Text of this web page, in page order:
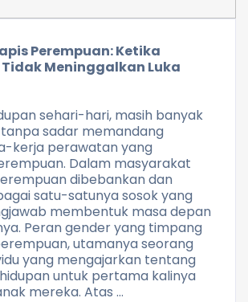
Perempuan: Ketika
Meninggalkan Luka
sehari-hari, masih banyak
sadar memandang
kerja perawatan yang
Dalam masyarakat
dibebankan dan
satu-satunya sosok yang
membentuk masa depan
Peran gender yang timpang
utamanya seorang
yang mengajarkan tentang
untuk pertama kalinya
mereka. Atas …